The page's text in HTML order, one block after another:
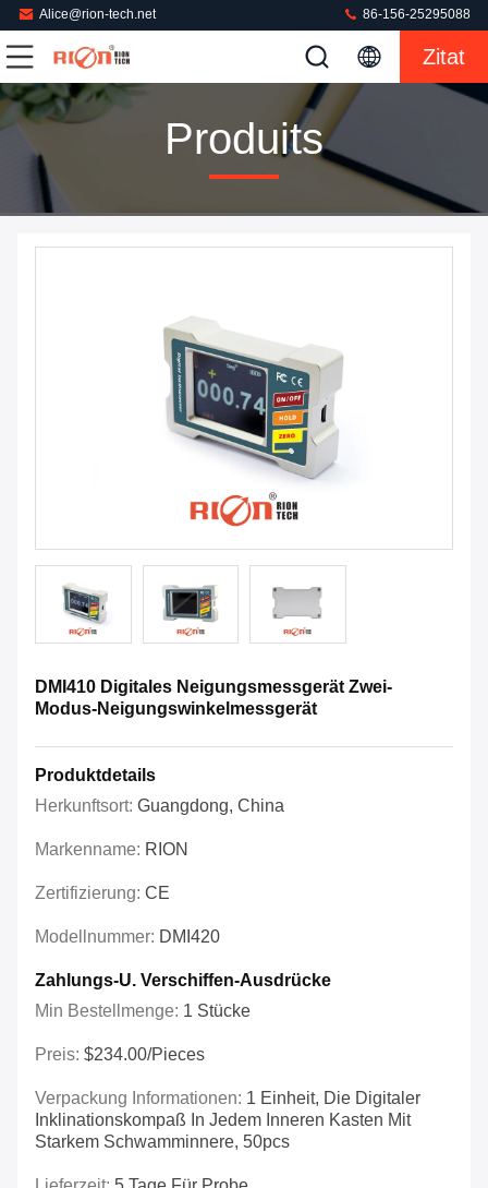
Alice@rion-tech.net 86-156-25295088
Zitat
Produits
DMI410 Digitales Neigungsmessgerät Zwei-
Modus-Neigungswinkelmessgerät
Produktdetails
Herkunftsort: Guangdong, China
Markenname: RION
Zertifizierung: CE
Modellnummer: DMI420
Zahlungs-U. Verschiffen-Ausdrücke
Min Bestellmenge: 1 Stücke
Preis: $234.00/Pieces
Verpackung Informationen: 1 Einheit, Die Digitaler
Inklinationskompaß In Jedem Inneren Kasten Mit
Starkem Schwamminnere, 50pcs